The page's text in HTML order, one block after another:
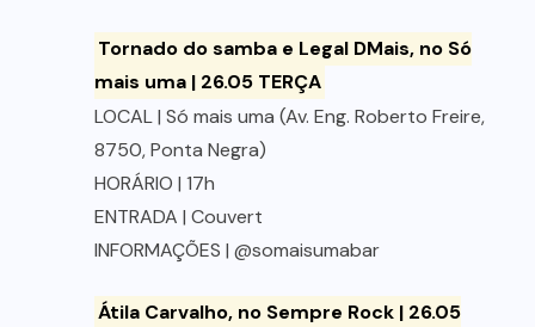
Tornado do samba e Legal DMais, no Só
mais uma | 26.05 TERÇA
LOCAL | Só mais uma (Av. Eng. Roberto Freire,
8750, Ponta Negra)
HORÁRIO | 17h
ENTRADA | Couvert
INFORMAÇÕES | @somaisumabar
Átila Carvalho, no Sempre Rock | 26.05